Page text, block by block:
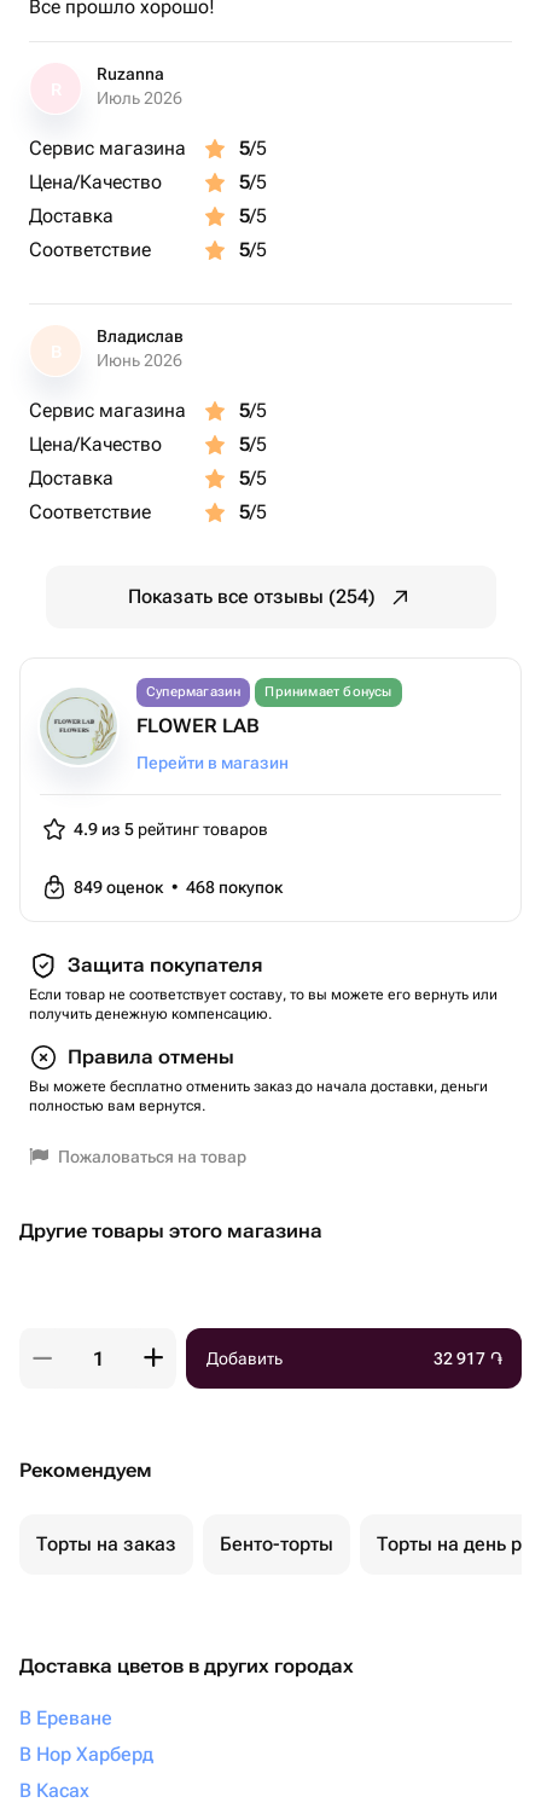
Все прошло хорошо!
Ruzanna
Июль 2026
Сервис магазина 5/5
Цена/Качество
5/5
Доставка
5/5
Соответствие
5/5
В
Владислав
Июнь 2026
Сервис магазина 5/5
Цена/Качество
5/5
Доставка
5/5
Соответствие
5/5
Показать все отзывы (254)
Супермагазин Принимает бонусы
FLOWER LAB
Перейти в магазин
4.9 из 5 рейтинг товаров
849оценок • 468 покупок
Защита покупателя
Если товар не соответствует составу, то вы можете его вернуть или
получить денежную компенсацию.
Правила отмены
Вы можете бесплатно отменить заказ до начала доставки, деньги
полностью вам вернутся.
Пожаловаться на товар
Другие товары этого магазина
Добавить 32 917 ֏
Рекомендуем
Торты на заказ Бенто-торты Торты на день
Доставка цветов в других городах
В Ереване
В Нор Харберд
В Касах